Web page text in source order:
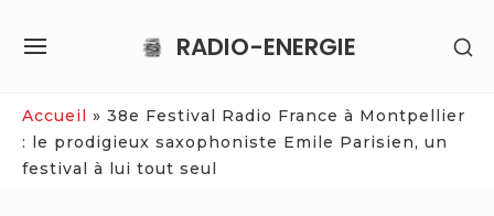
RADIO-ENERGIE
SITE
Accueil » 38e Festival Radio France à Montpellier
: le prodigieux saxophoniste Emile Parisien, un
festival à lui tout seul